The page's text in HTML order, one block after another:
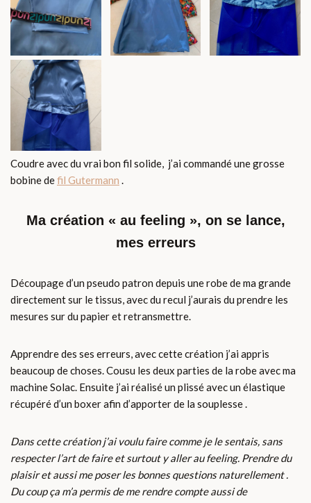
Coudre avec du vrai bon fil solide, j’ai commandé une grosse
bobine defil Gutermann
Ma création « au feeling », on se lance,
mes erreurs
Découpage d’un pseudo patron depuis une robe de ma grande
directement sur le tissus, avec du recul j’aurais du prendre les
mesures sur du papier et retransmettre.
Apprendre des ses erreurs, avec cette création j’ai appris
beaucoup de choses. Cousu les deux parties de la robe avec ma
machine Solac. Ensuite j’ai réalisé un plissé avec un élastique
récupéré d’un boxer afin d’apporter de la souplesse .
Dans cette création j’ai voulu faire comme je le sentais, sans
respecter l’art de faire et surtout y aller au feeling. Prendre du
plaisir et aussi me poser les bonnes questions naturellement .
Du coup ça m’a permis de me rendre compte aussi de